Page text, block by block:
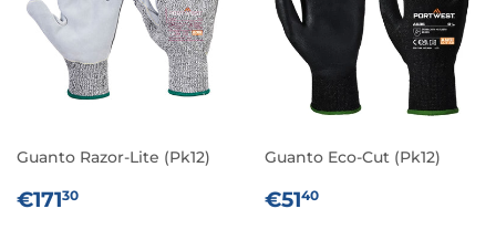
Guanto Razor-Lite (Pk12)
PREZZO
€17130
Guanto Eco-Cut (Pk12)
PREZZO
€5140